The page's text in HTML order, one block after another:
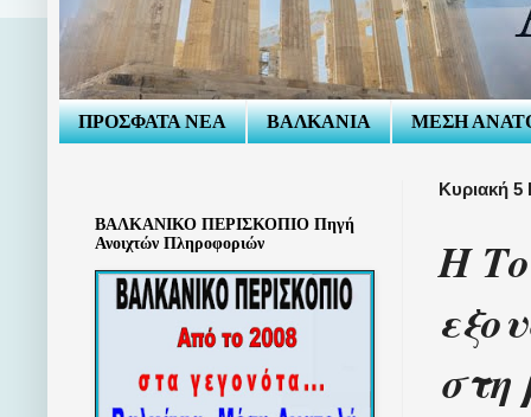
ΠΡΟΣΦΑΤΑ ΝΕΑ ΒΑΛΚΑΝΙΑ ΜΕΣΗ
Κυριακή 5
Η
στη
ΒΑΛΚΑΝΙΚΟ ΠΕΡΙΣΚΟΠΙΟ Πηγή
Ανοιχτών Πληροφοριών